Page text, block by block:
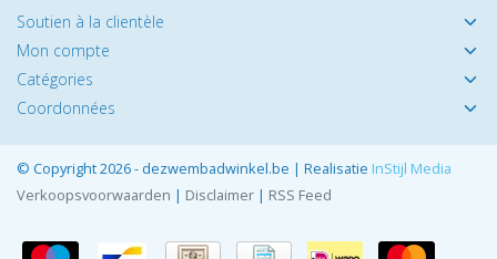
Soutien à la clientèle
Mon compte
Catégories
Coordonnées
© Copyright 2026 - dezwembadwinkel.be | Realisatie InStijl Media
Verkoopsvoorwaarden | Disclaimer | RSS Feed